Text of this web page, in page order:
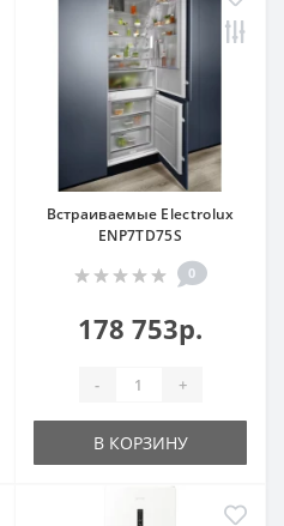
Встраиваемые Electrolux
ENP7TD75S
0
178 753р.
- +
В КОРЗИНУ